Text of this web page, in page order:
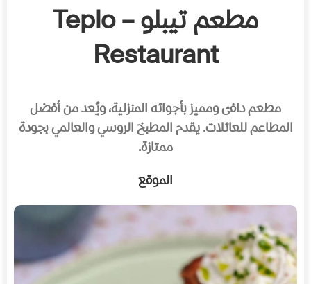
مطعم تيبلو – Teplo
Restaurant
مطعم دافئ ومميز بأجوائه المنزلية، ويُعد من أفضل
المطاعم للعائلات. يقدم المطبخ الروسي والعالمي بجودة
ممتازة.
الموقع